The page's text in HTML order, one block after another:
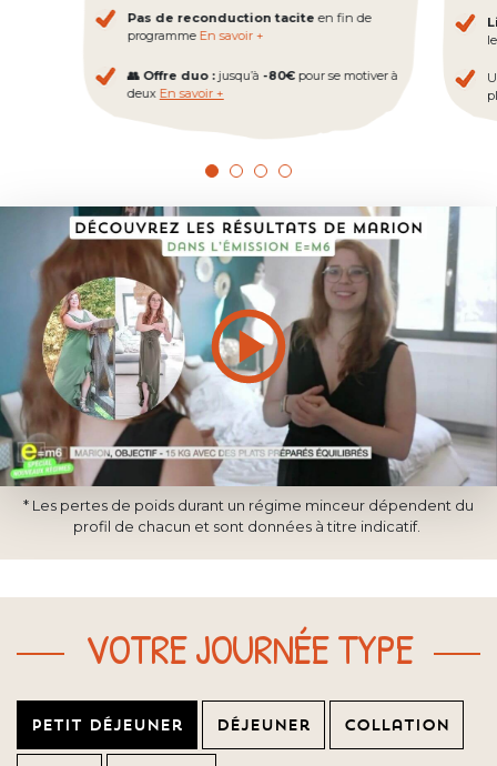
Pas de reconduction tacite en fin de
programme En savoir +
👥 Offre duo :jusqu’à -80€pour se motiver à
deux En savoir +
* Les pertes de poids durant un régime minceur dépendent du
profil de chacun et sont données à titre indicatif.
VOTRE JOURNÉE TYPE
Petit déjeuner Déjeuner Collation